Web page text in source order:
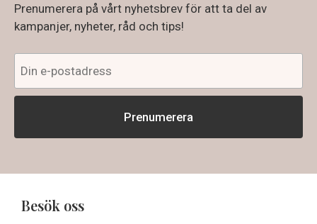
Prenumerera på vårt nyhetsbrev för att ta del av
kampanjer, nyheter, råd och tips!
Besök oss